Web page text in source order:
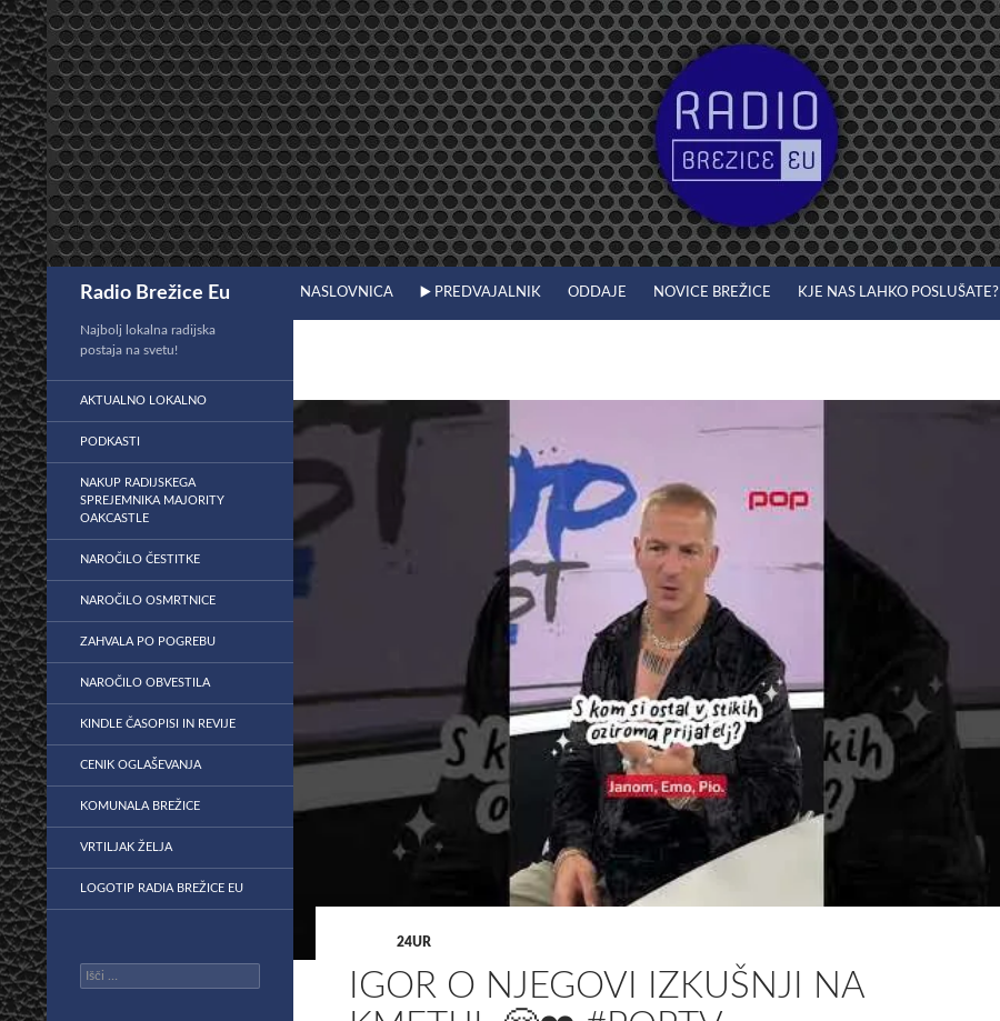
Preskoči
na
vsebino
Radio Brežice Eu NASLOVNICA ▶️ PREDVAJALNIK ODDAJE NOVICE BREŽICE KJE NAS LAHKO POSLUŠATE?
24UR
IGOR O NJEGOVI IZKUŠNJI NA
Najbolj lokalna radijska
postaja na svetu!
AKTUALNO LOKALNO
PODKASTI
NAKUP RADIJSKEGA
SPREJEMNIKA MAJORITY
OAKCASTLE
NAROČILO ČESTITKE
NAROČILO OSMRTNICE
ZAHVALA PO POGREBU
NAROČILO OBVESTILA
KINDLE ČASOPISI IN REVIJE
CENIK OGLAŠEVANJA
KOMUNALA BREŽICE
VRTILJAK ŽELJA
LOGOTIP RADIA BREŽICE EU
Išči: